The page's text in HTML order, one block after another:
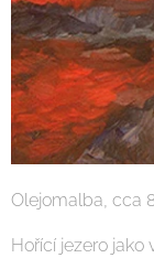
Olejomalba, cca
Hořící jezero jako